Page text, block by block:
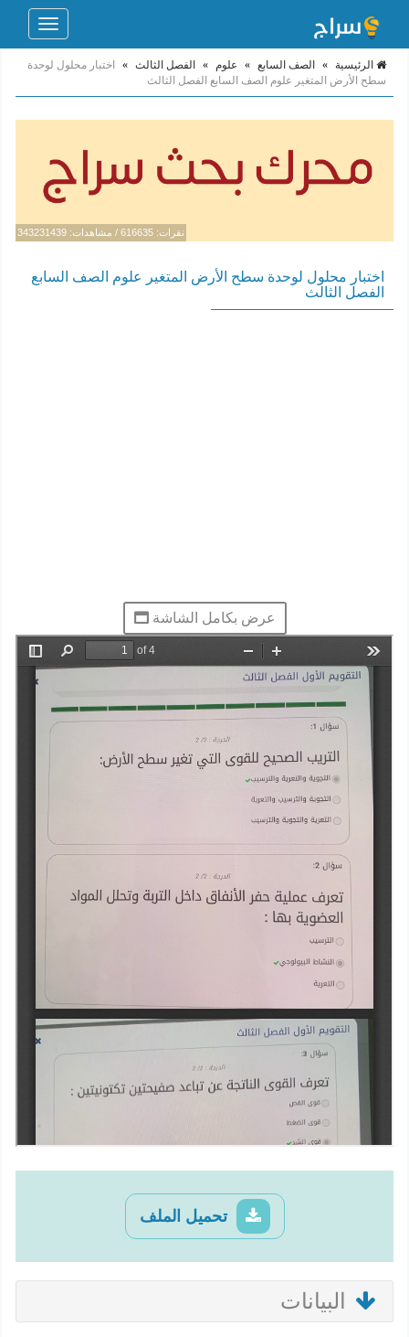
Toggle
الرئيسية » الصف السابع » علوم » الفصل الثالث »
اختبار محلول لوحدة
سطح الأرض المتغير علوم الصف السابع الفصل الثالث
نقرات: 616635 / مشاهدات: 343231439
اختبار محلول لوحدة سطح الأرض المتغير علوم الصف السابع
الفصل الثالث
عرض بكامل الشاشة
تحميل الملف
البيانات